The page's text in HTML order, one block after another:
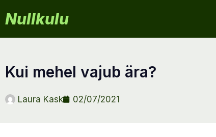
Nullkulu
kui mehel vajub ära?
Laura Kask 02/07/2021